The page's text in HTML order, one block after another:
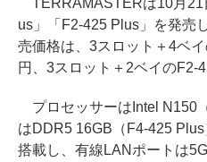
TERRAMASTERは10月21
us」「F2-425 Plus」を発売
売価格は、3スロット＋4ベ
円、3スロット＋2ベイのF2-
プロセッサーはIntel N150
はDDR5 16GB（F4-425
搭載し、有線LANポートは